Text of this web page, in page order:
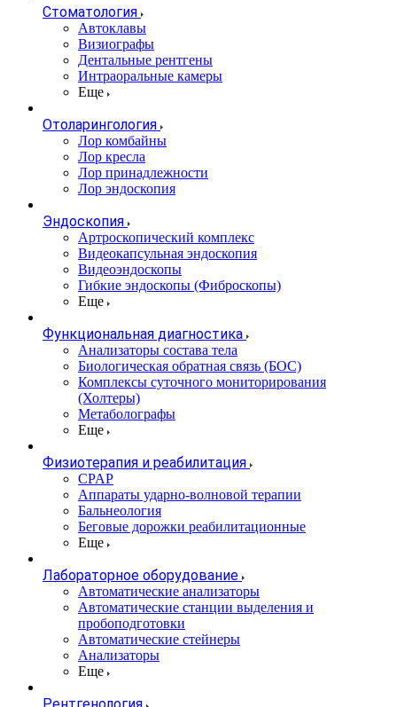
Стоматология
Автоклавы
Визиографы
Дентальные рентгены
Интраоральные камеры
Еще
Отоларингология
Лор комбайны
Лор кресла
Лор принадлежности
Лор эндоскопия
Эндоскопия
Артроскопический комплекс
Видеокапсульная эндоскопия
Видеоэндоскопы
Гибкие эндоскопы (Фиброcкопы)
Еще
Функциональная диагностика
Анализаторы состава тела
Биологическая обратная связь (БОС)
Комплексы суточного мониторирования
(Холтеры)
Метаболографы
Еще
Физиотерапия и реабилитация
CPAP
Аппараты ударно-волновой терапии
Бальнеология
Беговые дорожки реабилитационные
Еще
Лабораторное оборудование
Автоматические анализаторы
Автоматические станции выделения и
пробоподготовки
Автоматические стейнеры
Анализаторы
Еще